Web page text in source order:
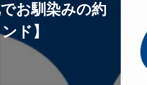
お馴染みの約
ド】
ズ モード ユニセックス ラグジュア
ルードブランド レザー レプリカ
鋭ブランド 日本 裏原 音楽
検索